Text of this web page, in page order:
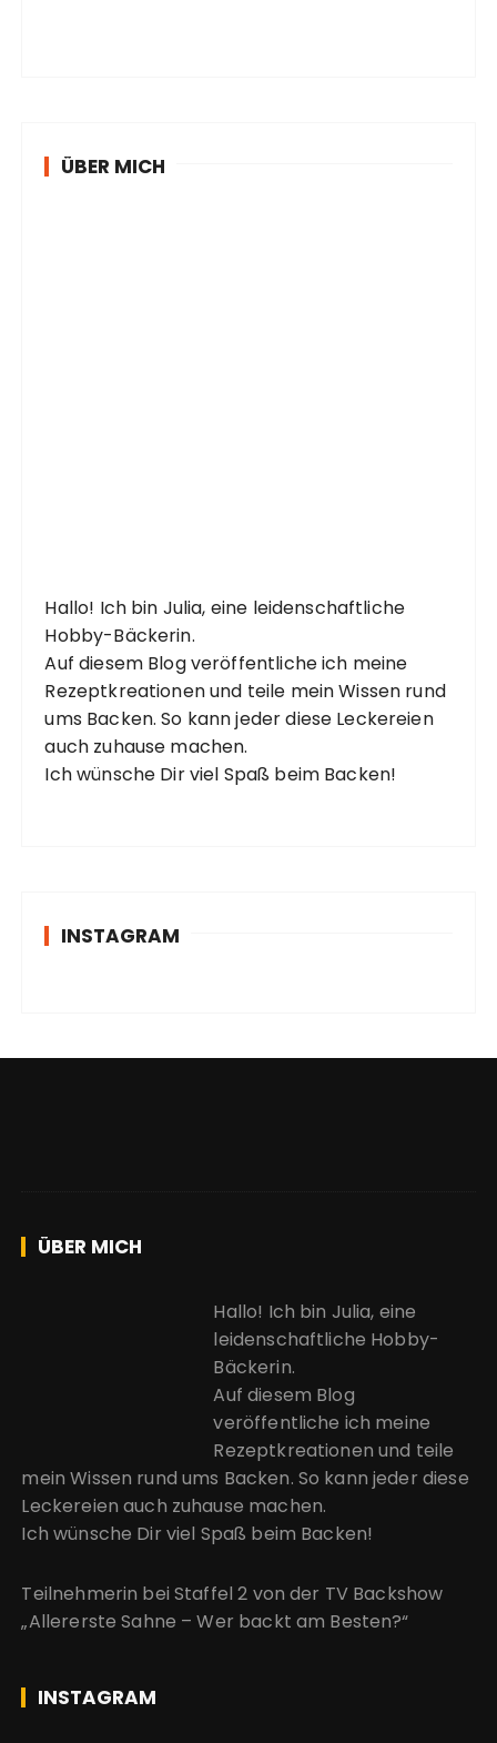
ÜBER MICH
Hallo! Ich bin Julia, eine leidenschaftliche
Hobby-Bäckerin.
Auf diesem Blog veröffentliche ich meine
Rezeptkreationen und teile mein Wissen rund
ums Backen. So kann jeder diese Leckereien
auch zuhause machen.
Ich wünsche Dir viel Spaß beim Backen!
INSTAGRAM
ÜBER MICH
Hallo! Ich bin Julia, eine
leidenschaftliche Hobby-
Bäckerin.
Auf diesem Blog
veröffentliche ich meine
Rezeptkreationen und teile
mein Wissen rund ums Backen. So kann jeder diese
Leckereien auch zuhause machen.
Ich wünsche Dir viel Spaß beim Backen!
Teilnehmerin bei Staffel 2 von der TV Backshow
„Allererste Sahne – Wer backt am Besten?“
INSTAGRAM